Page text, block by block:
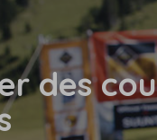
des